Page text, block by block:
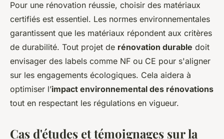
Pour une rénovation réussie, choisir des matériaux
certifiés est essentiel. Les normes environnementales
garantissent que les matériaux répondent aux critères
de durabilité. Tout projet de rénovation durable doit
envisager des labels comme NF ou CE pour s'aligner
sur les engagements écologiques. Cela aidera à
optimiser l’impact environnemental des rénovations
tout en respectant les régulations en vigueur.
Cas d'études et témoignages sur la